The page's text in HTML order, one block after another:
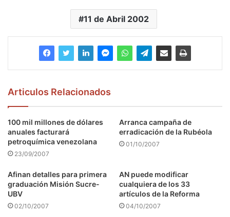
11 de Abril 2002
Articulos Relacionados
100 mil millones de dólares
anuales facturará
petroquímica venezolana
23/09/2007
Arranca campaña de
erradicación de la Rubéola
01/10/2007
Afinan detalles para primera
graduación Misión Sucre-
UBV
02/10/2007
AN puede modificar
cualquiera de los 33
artículos de la Reforma
04/10/2007